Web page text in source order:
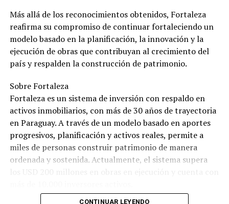
Más allá de los reconocimientos obtenidos, Fortaleza
reafirma su compromiso de continuar fortaleciendo un
modelo basado en la planificación, la innovación y la
ejecución de obras que contribuyan al crecimiento del
país y respalden la construcción de patrimonio.
Sobre Fortaleza
Fortaleza es un sistema de inversión con respaldo en
activos inmobiliarios, con más de 30 años de trayectoria
en Paraguay. A través de un modelo basado en aportes
progresivos, planificación y activos reales, permite a
miles de personas construir patrimonio de manera
ordenada y sostenida. Actualmente, el sistema supera
CONTINUAR LEYENDO